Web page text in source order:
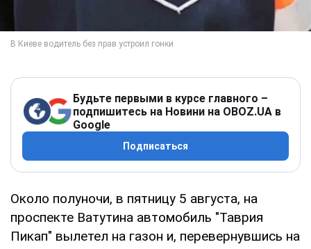
Будьте первыми в курсе главного –
подпишитесь на Новини на OBOZ.UA в
Google
Подписаться
Около полуночи, в пятницу 5 августа, на
проспекте Ватутина автомобиль "Таврия
Пикап" вылетел на газон и, перевернувшись на